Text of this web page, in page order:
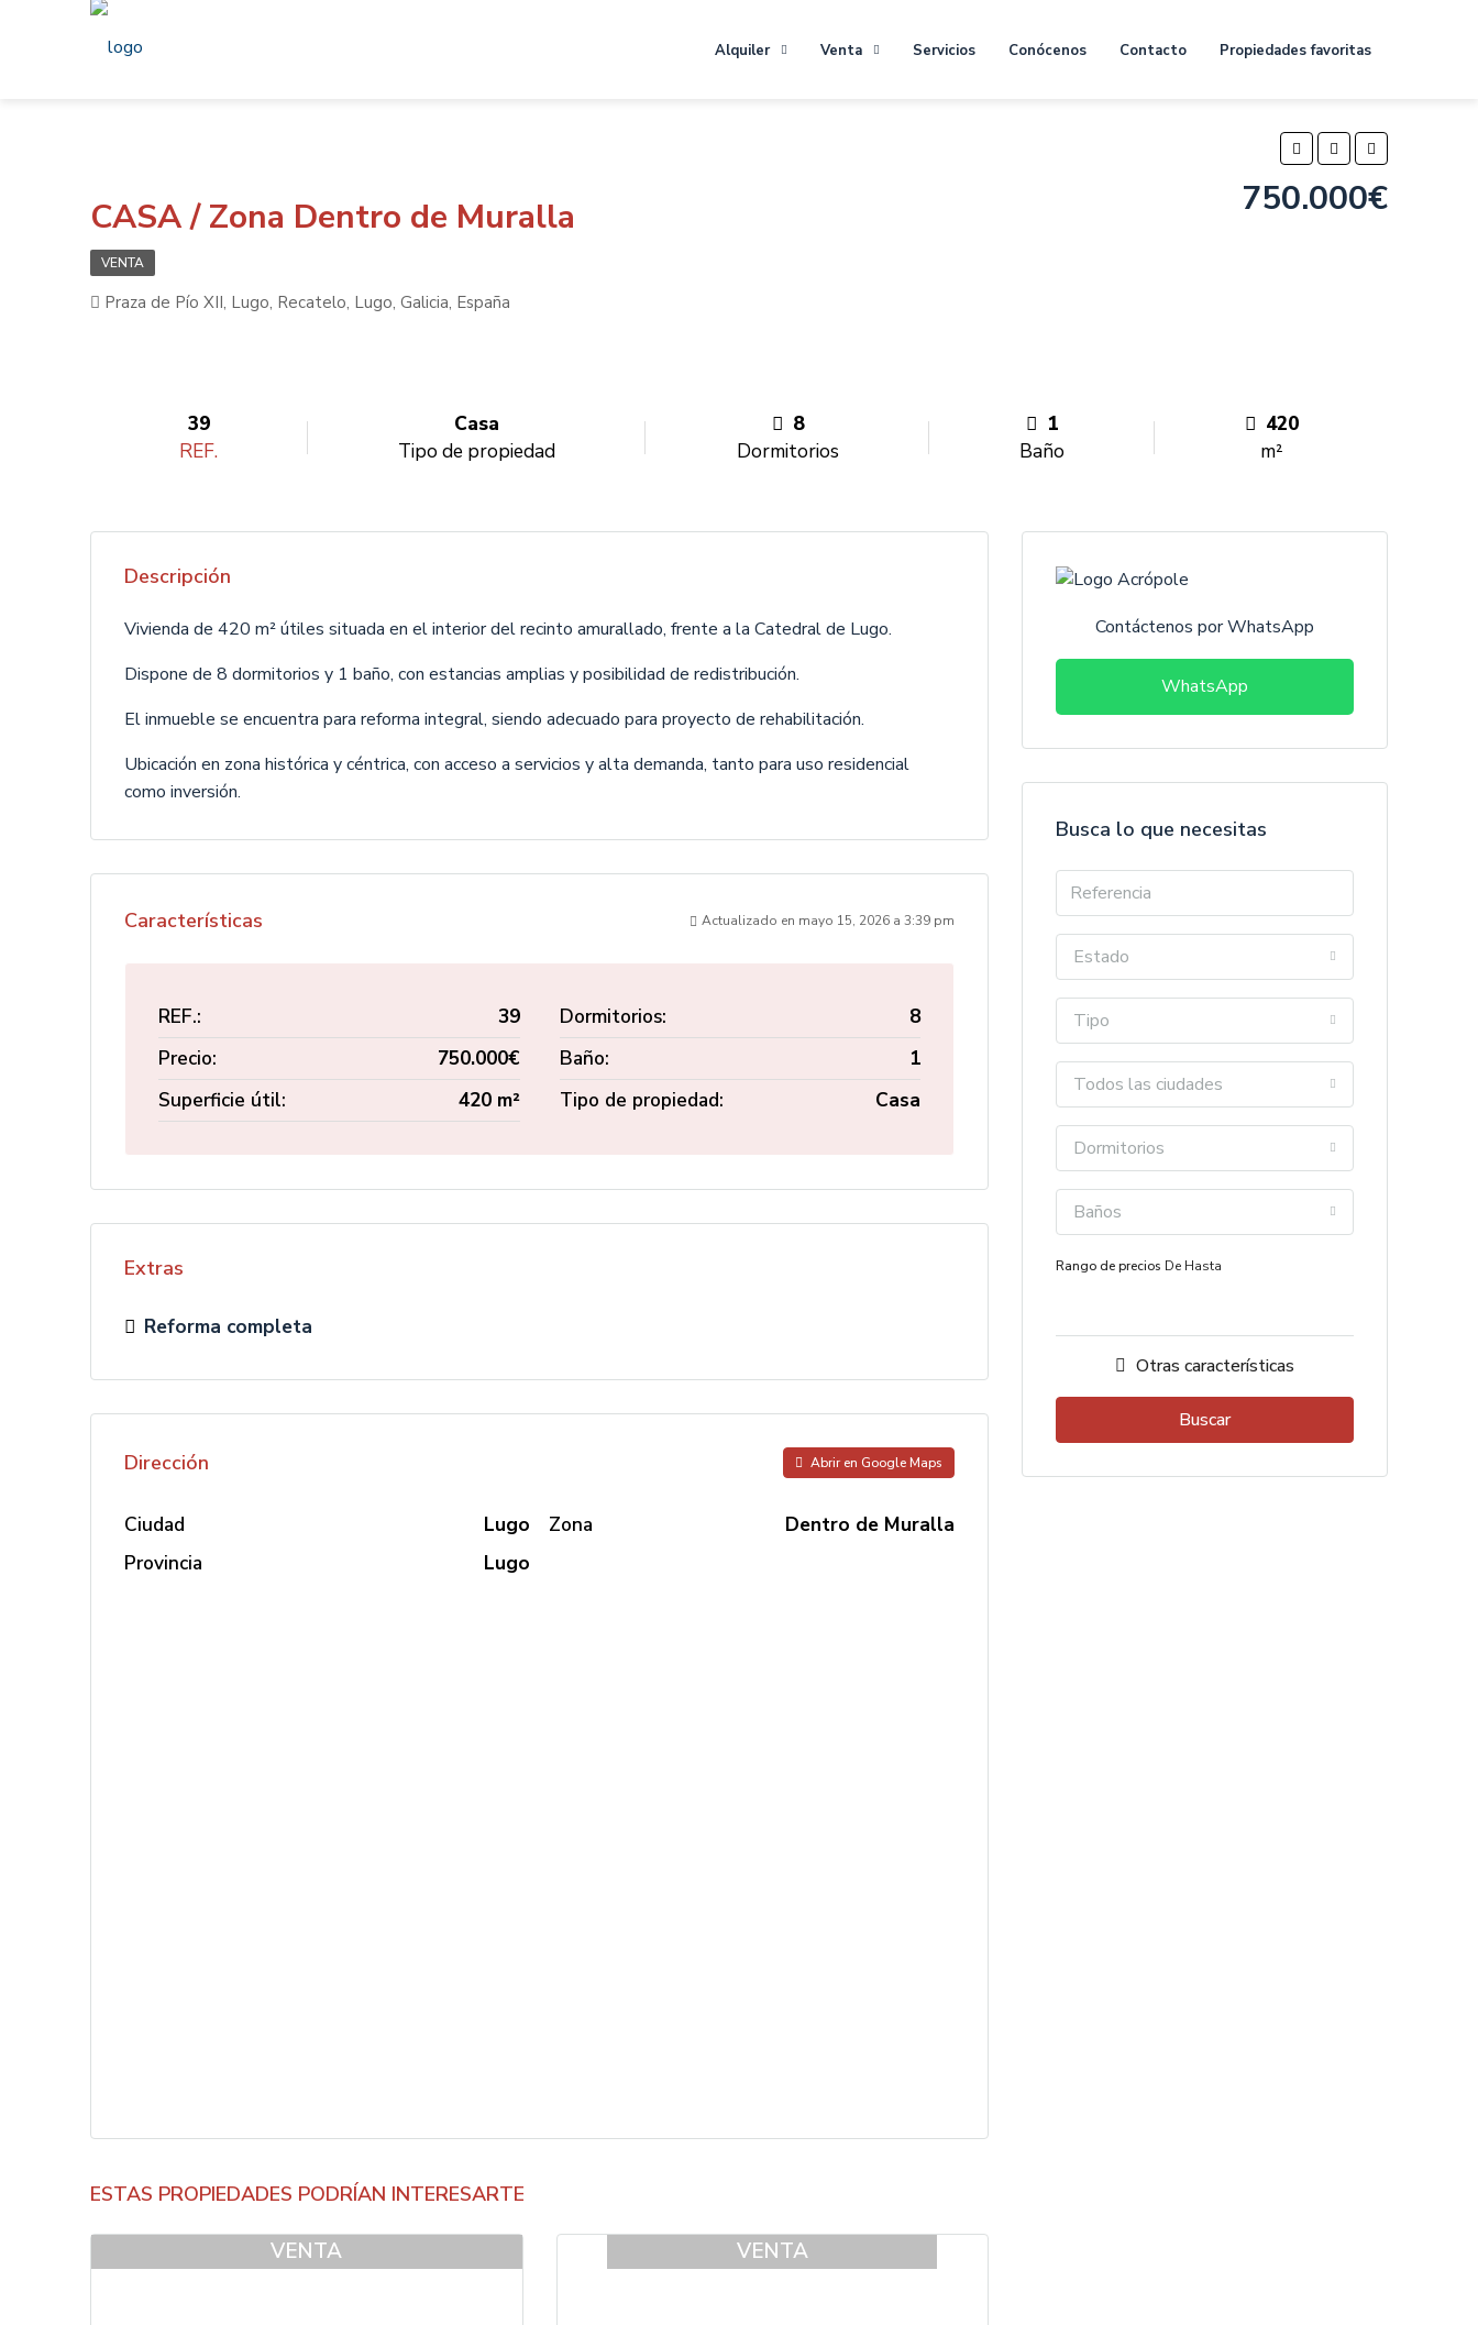
Alquiler Venta Servicios Conócenos Contacto Propiedades favoritas
CASA / Zona Dentro de Muralla 750.000€
VENTA
Praza de Pío XII, Lugo, Recatelo, Lugo, Galicia, España
39
REF.
Casa
Tipo de propiedad
8
Dormitorios
1
Baño
420
m²
Descripción
Vivienda de 420 m² útiles situada en el interior del recinto amurallado, frente a la Catedral de Lugo.
Dispone de 8 dormitorios y 1 baño, con estancias amplias y posibilidad de redistribución.
El inmueble se encuentra para reforma integral, siendo adecuado para proyecto de rehabilitación.
Ubicación en zona histórica y céntrica, con acceso a servicios y alta demanda, tanto para uso residencial
como inversión.
Características Actualizado en mayo 15, 2026 a 3:39 pm
REF.:
39
Precio:
750.000€
Superficie útil:
420 m²
Dormitorios:
8
Baño:
1
Tipo de propiedad:
Casa
Extras
Reforma completa
Dirección Abrir en Google Maps
Ciudad
Lugo
Provincia
Lugo
Zona Dentro de Muralla
ESTAS PROPIEDADES PODRÍAN INTERESARTE
VENTA VENTA
Contáctenos por WhatsApp
WhatsApp
Busca lo que necesitas
Estado
Tipo
Todos las ciudades
Dormitorios
Baños
Rango de precios De Hasta
Otras características
Buscar